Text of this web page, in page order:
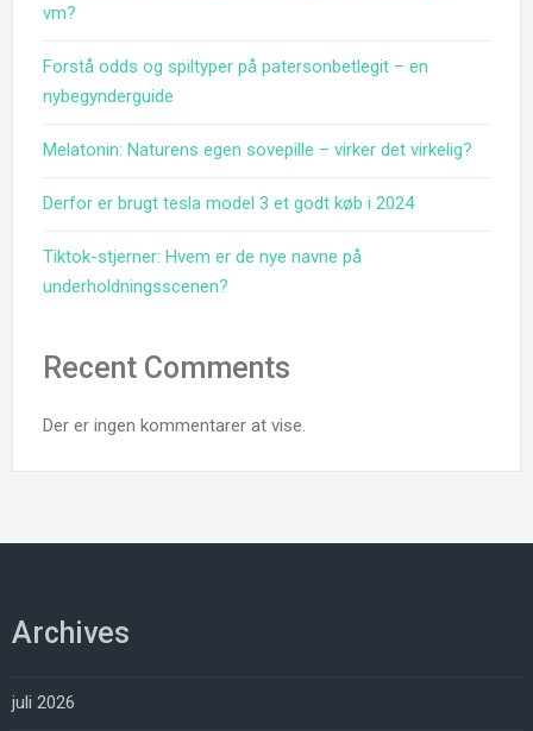
vm?
Forstå odds og spiltyper på patersonbetlegit – en
nybegynderguide
Melatonin: Naturens egen sovepille – virker det virkelig?
Derfor er brugt tesla model 3 et godt køb i 2024
Tiktok-stjerner: Hvem er de nye navne på
underholdningsscenen?
Recent Comments
Der er ingen kommentarer at vise.
Archives
juli 2026